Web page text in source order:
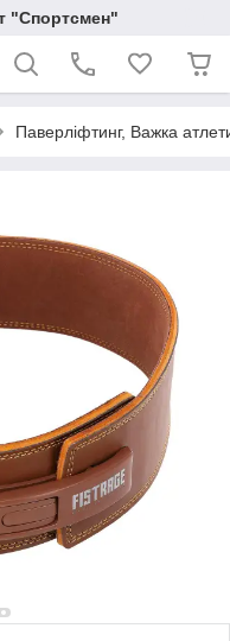
"Спортсмен"
Паверліфтинг, Важка